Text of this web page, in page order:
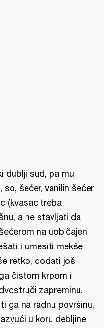
dublji sud, pa mu
so, šećer, vanilin šećer
(kvasac treba
a ne stavljati da
na uobičajen
i umesiti mekše
retko, dodati još
čistom krpom i
zapreminu.
ga na radnu površinu,
u koru debljine